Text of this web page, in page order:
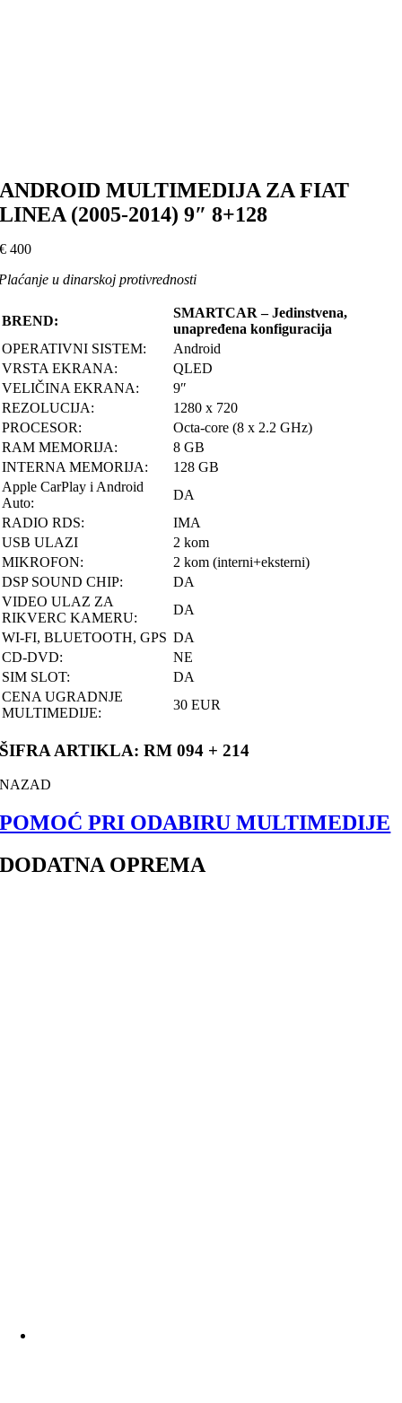
ANDROID MULTIMEDIJA ZA FIAT
LINEA (2005-2014) 9″ 8+128
€ 400
u dinarskoj protivrednosti
BREND:
SMARTCAR – Jedinstvena,
unapređena konfiguracija
OPERATIVNI SISTEM:
Android
VRSTA EKRANA:
QLED
VELIČINA EKRANA:
9″
REZOLUCIJA:
1280 x 720
PROCESOR:
Octa-core (8 x 2.2 GHz)
RAM MEMORIJA:
8 GB
INTERNA MEMORIJA:
128 GB
Apple CarPlay i Android
Auto:
DA
RADIO RDS:
IMA
USB ULAZI
2 kom
MIKROFON:
2 kom (interni+eksterni)
DSP SOUND CHIP:
DA
VIDEO ULAZ ZA
RIKVERC KAMERU:
DA
WI-FI, BLUETOOTH, GPS DA
CD-DVD:
NE
SIM SLOT:
DA
CENA UGRADNJE
MULTIMEDIJE:
30 EUR
ŠIFRA ARTIKLA: RM 094 + 214
NAZAD
POMOĆ PRI ODABIRU MULTIMEDIJE
DODATNA OPREMA